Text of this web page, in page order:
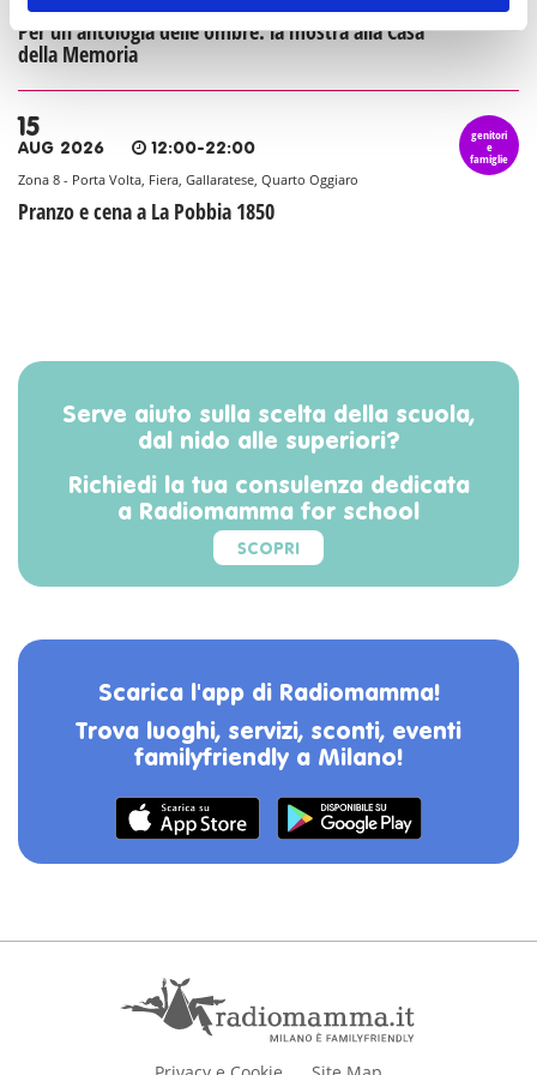
Per un'antologia delle ombre: la mostra alla Casa
della Memoria
15
AUG 2026 12:00-22:00
Zona 8 - Porta Volta, Fiera, Gallaratese, Quarto Oggiaro
Pranzo e cena a La Pobbia 1850
genitori
e
famiglie
Serve aiuto sulla scelta della scuola,
dal nido alle superiori?
Richiedi la tua consulenza dedicata
a Radiomamma for school
SCOPRI
Scarica l'app di Radiomamma!
Trova luoghi, servizi, sconti, eventi
familyfriendly a Milano!